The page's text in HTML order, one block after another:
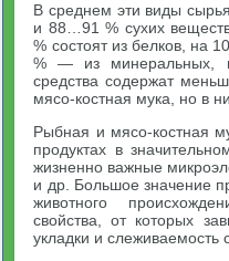
В среднем эти виды
и 88…91 % сухих
% состоят из белков,
% — из минеральных,
средства содержат
мясо-костная мука, но в
Рыбная и мясо-костная
продуктах в
жизненно важные
и др. Большое значение
животного
свойства, от которых
укладки и слеживаемость